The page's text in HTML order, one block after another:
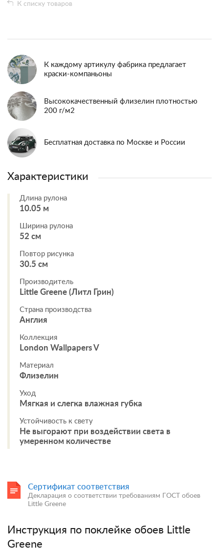
К списку товаров
К каждому артикулу фабрика предлагает
краски-компаньоны
Высококачественный флизелин плотностью
200 г/м2
Бесплатная доставка по Москве и России
Характеристики
Длина рулона
10.05 м
Ширина рулона
52 см
Повтор рисунка
30.5 см
Производитель
Little Greene (Литл Грин)
Страна производства
Англия
Коллекция
London Wallpapers V
Материал
Флизелин
Уход
Мягкая и слегка влажная губка
Устойчивость к свету
Не выгорают при воздействии света в
умеренном количестве
Сертификат соответствия
Декларация о соответствии требованиям ГОСТ обоев
Little Greene
Инструкция по поклейке обоев Little
Greene